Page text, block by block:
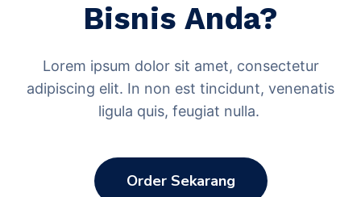
Bisnis Anda?
Lorem ipsum dolor sit amet, consectetur
adipiscing elit. In non est tincidunt, venenatis
ligula quis, feugiat nulla.
Order Sekarang